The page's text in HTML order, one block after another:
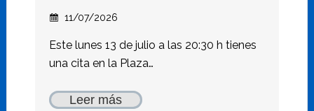
11/07/2026
Este lunes 13 de julio a las 20:30 h tienes
una cita en la Plaza…
Leer más